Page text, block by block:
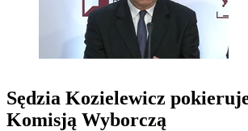
Sędzia Kozielewicz
Komisją Wyborczą